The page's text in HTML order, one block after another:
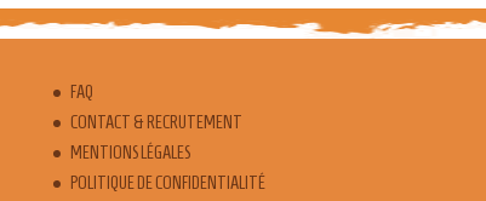
FAQ
CONTACT & RECRUTEMENT
MENTIONS LÉGALES
POLITIQUE DE CONFIDENTIALITÉ